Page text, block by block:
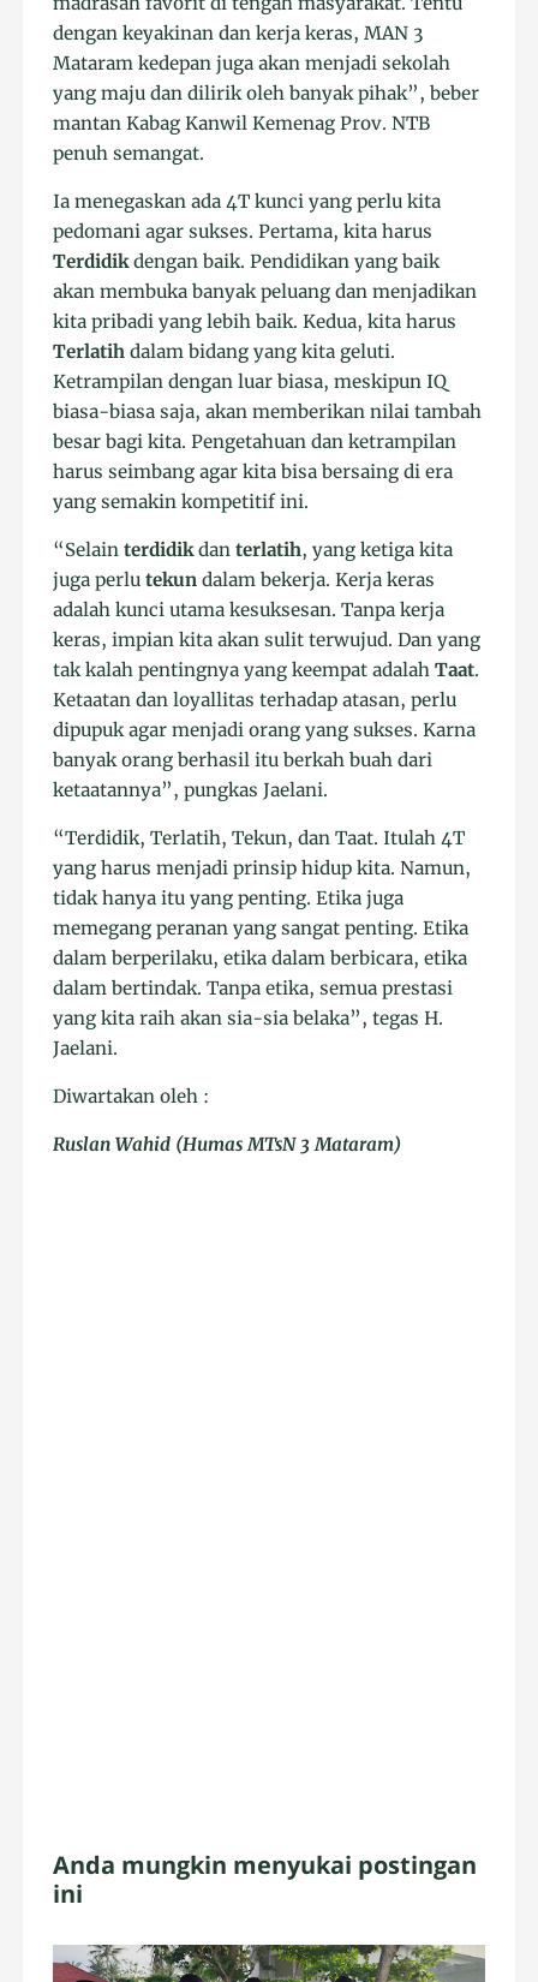
dengan keyakinan dan kerja keras, MAN 3
Mataram kedepan juga akan menjadi sekolah
yang maju dan dilirik oleh banyak pihak”, beber
mantan Kabag Kanwil Kemenag Prov. NTB
penuh semangat.
Ia menegaskan ada 4T kunci yang perlu kita
pedomani agar sukses. Pertama, kita harus
Terdidikdengan baik. Pendidikan yang baik
akan membuka banyak peluang dan menjadikan
kita pribadi yang lebih baik. Kedua, kita harus
Terlatih dalam bidang yang kita geluti.
Ketrampilan dengan luar biasa, meskipun IQ
biasa-biasa saja, akan memberikan nilai tambah
besar bagi kita. Pengetahuan dan ketrampilan
harus seimbang agar kita bisa bersaing di era
yang semakin kompetitif ini.
“Selainterdidikdanterlatih, yang ketiga kita
juga perlutekun dalam bekerja. Kerja keras
adalah kunci utama kesuksesan. Tanpa kerja
keras, impian kita akan sulit terwujud. Dan yang
tak kalah pentingnya yang keempat adalahTaat.
Ketaatan dan loyallitas terhadap atasan, perlu
dipupuk agar menjadi orang yang sukses. Karna
banyak orang berhasil itu berkah buah dari
ketaatannya”, pungkas Jaelani.
“Terdidik, Terlatih, Tekun, dan Taat. Itulah 4T
yang harus menjadi prinsip hidup kita. Namun,
tidak hanya itu yang penting. Etika juga
memegang peranan yang sangat penting. Etika
dalam berperilaku, etika dalam berbicara, etika
dalam bertindak. Tanpa etika, semua prestasi
yang kita raih akan sia-sia belaka”, tegas H.
Jaelani.
Diwartakan oleh :
Ruslan Wahid (Humas MTsN 3 Mataram)
Anda mungkin menyukai postingan
ini